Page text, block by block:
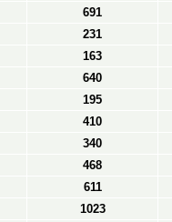
691
231
163
640
195
410
340
468
611
1023